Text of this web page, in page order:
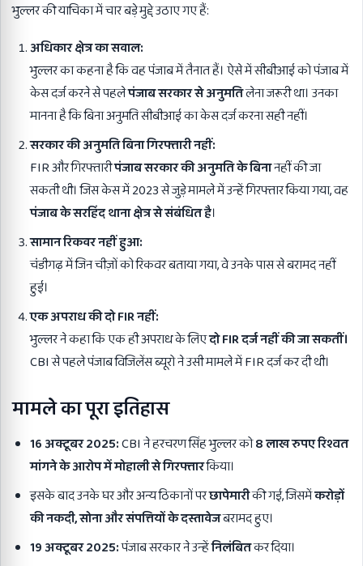
भुल्लर की याचिका में चार बड़े मुद्दे उठाए गए हैं:
अधिकार क्षेत्र का सवाल:
भुल्लर का कहना है कि वह पंजाब में तैनात हैं। ऐसे में सीबीआई को पंजाब में
केस दर्ज करने से पहलेपंजाब सरकार से अनुमतिलेना जरूरी था। उनका
मानना है कि बिना अनुमति सीबीआई का केस दर्ज करना सही नहीं।
सरकार की अनुमति बिना गिरफ्तारी नहीं:
FIR और गिरफ्तारीपंजाब सरकार की अनुमति के बिनानहीं की जा
सकती थी। जिस केस में 2023 से जुड़े मामले में उन्हें गिरफ्तार किया गया, वह
पंजाब के सरहिंद थाना क्षेत्र से संबंधित है।
सामान रिकवर नहीं हुआ:
चंडीगढ़ में जिन चीज़ों को रिकवर बताया गया, वे उनके पास से बरामद नहीं
हुई।
एक अपराध की दो FIRनहीं:
भुल्लर ने कहा कि एक ही अपराध के लिएदो FIRदर्ज नहीं की जा सकतीं।
CBI से पहले पंजाब विजिलेंस ब्यूरो ने उसी मामले में FIR दर्ज कर दी थी।
मामले का पूरा इतिहास
16 अक्टूबर 2025:CBI ने हरचरण सिंह भुल्लर को8लाख रुपए रिश्वत
मांगने के आरोप में मोहाली से गिरफ्तारकिया।
इसके बाद उनके घर और अन्य ठिकानों परछापेमारीकी गई, जिसमेंकरोड़ों
की नकदी,सोना और संपत्तियों के दस्तावेजबरामद हुए।
19 अक्टूबर 2025:पंजाब सरकार ने उन्हेंनिलंबितकर दिया।